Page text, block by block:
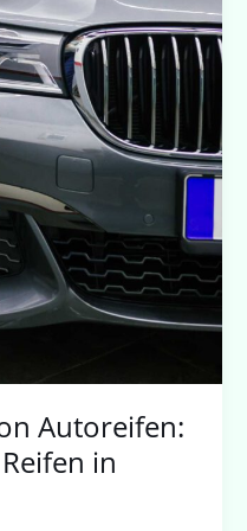
Autoreifen:
in